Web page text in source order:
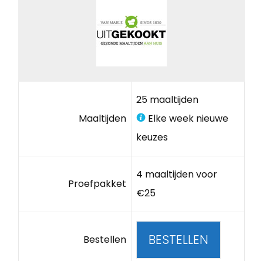
Maaltijden
25 maaltijden
Elke week nieuwe
keuzes
Proefpakket
4 maaltijden voor
€25
Bestellen BESTELLEN